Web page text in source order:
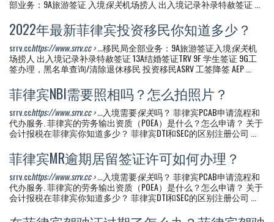
部业务：9A旅游签证 入境保关机场捞人 出入境记录补录特赦签证 ...
2022年最新菲律宾投资移民你知道多少？
srrv.cchttps://www.srrv.cc › ...移民局全部业务：9A旅游签证入境保关机
场捞人 出入境记录补录特赦签证 13A结婚签证TRV 9F 学生签证 9G工
签办理，黑名单查询/清除退休移民 投资移民ASRV 工签降签 AEP ...
菲律宾NBI需要照相吗？怎么拍照片？
srrv.cchttps://www.srrv.cc › ...入境需要保关吗？ 菲律宾PCAB申请流程和
代办服务. 菲律宾的劳务输出资质（POEA）是什么？怎么申请？ 关于
会计报税在菲律宾你知道多少？ 菲律宾DTI和SEC的区别注册公司 ...
菲律宾MR逾期居留签证许可如何办理？
srrv.cchttps://www.srrv.cc › ...入境需要保关吗？ 菲律宾PCAB申请流程和
代办服务. 菲律宾的劳务输出资质（POEA）是什么？怎么申请？ 关于
会计报税在菲律宾你知道多少？ 菲律宾DTI和SEC的区别注册公司 ...